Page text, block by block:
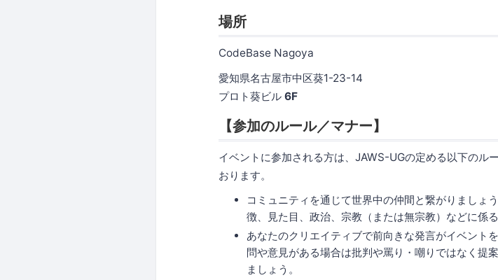
場所
CodeBase Nagoya
愛知県名古屋市中区葵1-23-14
プロト葵ビル 6F
【参加のルール／マナー】
イベントに参加される方は、JAWS-UGの定める以下のル
おります。
コミュニティを通じて世界中の仲間と繋がりましょ
徴、見た目、政治、宗教（または無宗教）などに係
あなたのクリエイティブで前向きな発言がイベント
問や意見がある場合は批判や罵り・嘲りではなく提
ましょう。